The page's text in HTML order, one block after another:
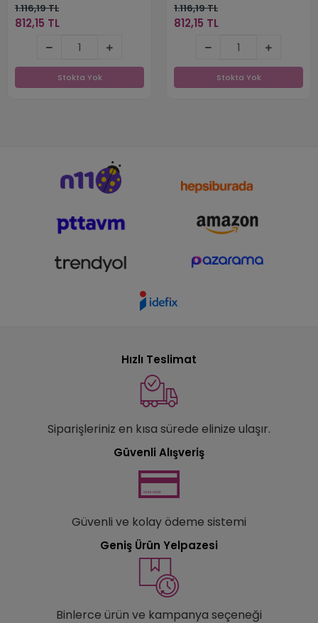
1.116,19 TL
812,15 TL
Stokta Yok
1.116,19 TL
812,15 TL
Stokta Yok
Hızlı Teslimat
Siparişleriniz en kısa sürede elinize ulaşır.
Güvenli Alışveriş
Güvenli ve kolay ödeme sistemi
Geniş Ürün Yelpazesi
Binlerce ürün ve kampanya seçeneği